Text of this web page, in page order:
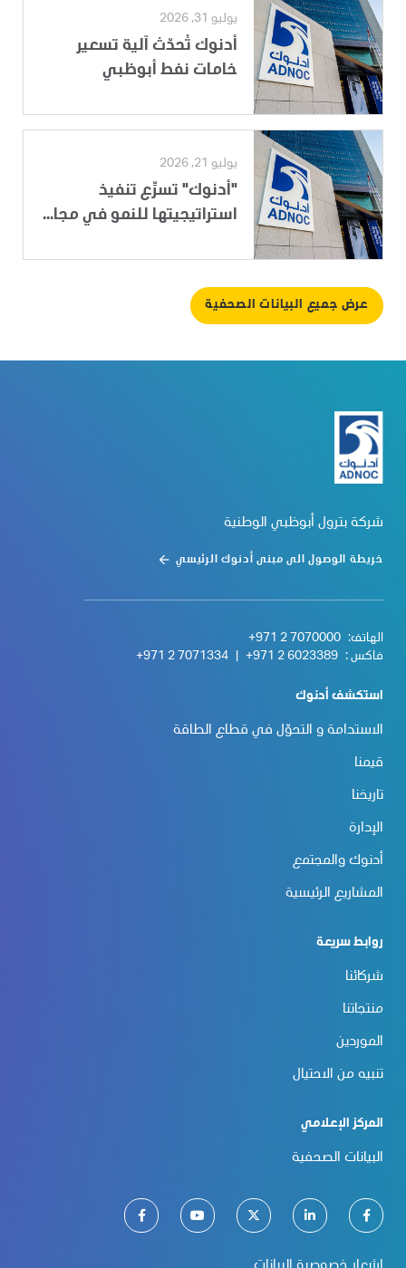
يوليو 31, 2026
أدنوك تُحدّث آلية تسعير
خامات نفط أبوظبي
يوليو 21, 2026
"أدنوك" تسرِّع تنفيذ
استراتيجيتها للنمو في مجا...
عرض جميع البيانات الصحفية
شركة بترول أبوظبي الوطنية
خريطة الوصول الى مبنى أدنوك الرئيسي
الهاتف: +971 2 7070000
فاكس : +971 2 6023389
+971 2 7071334
استكشف أدنوك
الاستدامة و التحوّل في قطاع الطاقة
قيمنا
تاريخنا
الإدارة
أدنوك والمجتمع
المشاريع الرئيسية
روابط سريعة
شركائنا
منتجاتنا
الموردين
تنبيه من الاحتيال
المركز الإعلامي
البيانات الصحفية